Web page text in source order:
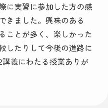
に実習に参加した方の感
きました。興味のある
ことが多く、楽しかった
したりして今後の進路に
義にわたる授業ありが